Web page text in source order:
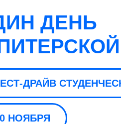
ДЕНЬ
НОЯБРЯ
ДРАЙВ